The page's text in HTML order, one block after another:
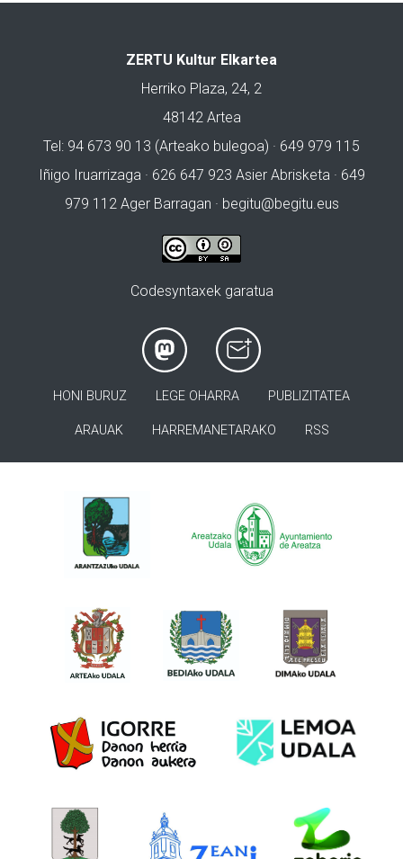
ZERTU Kultur Elkartea
Herriko Plaza, 24, 2
48142 Artea
Tel: 94 673 90 13 (Arteako bulegoa) · 649 979 115
Iñigo Iruarrizaga · 626 647 923 Asier Abrisketa · 649
979 112 Ager Barragan · begitu@begitu.eus
Codesyntaxek garatua
HONI BURUZ LEGE OHARRA PUBLIZITATEA
ARAUAK HARREMANETARAKO RSS